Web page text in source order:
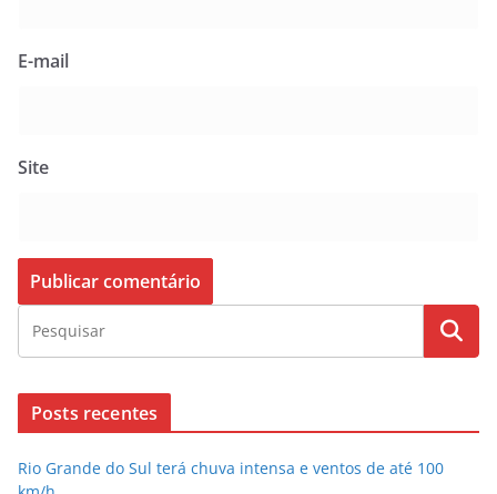
E-mail
Site
Posts recentes
Rio Grande do Sul terá chuva intensa e ventos de até 100